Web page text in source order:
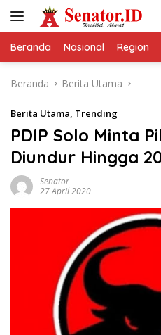
Beranda Nasional Region
Beranda Berita Utama
Berita Utama, Trending
PDIP Solo Minta
Diundur Hingga
Senator
27 April 2020